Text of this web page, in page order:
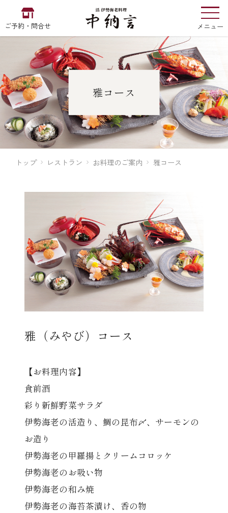
ご予約・問合せ メニュー
中納言のお食い初め
EN 中文 한국어
中納言の伊勢海老
ご結婚式 1.5次会・
二次会
レストラン
オンライン通販
(造り/焼物/蒸し/ボイル伊勢海老)
(生おせち/おせち冷凍)
弁当宅配・仕出し
製薬会社・MR
企業情報
プライバシーポリシー
ご意見・お問合せ
取引先エントリー
雅コース
トップ レストラン お料理のご案内 雅コース
雅（みやび）コース
【お料理内容】
食前酒
彩り新鮮野菜サラダ
伊勢海老の活造り、鯛の昆布〆、サーモンの
お造り
伊勢海老の甲羅揚とクリームコロッケ
伊勢海老のお吸い物
伊勢海老の和み焼
伊勢海老の海苔茶漬け、香の物